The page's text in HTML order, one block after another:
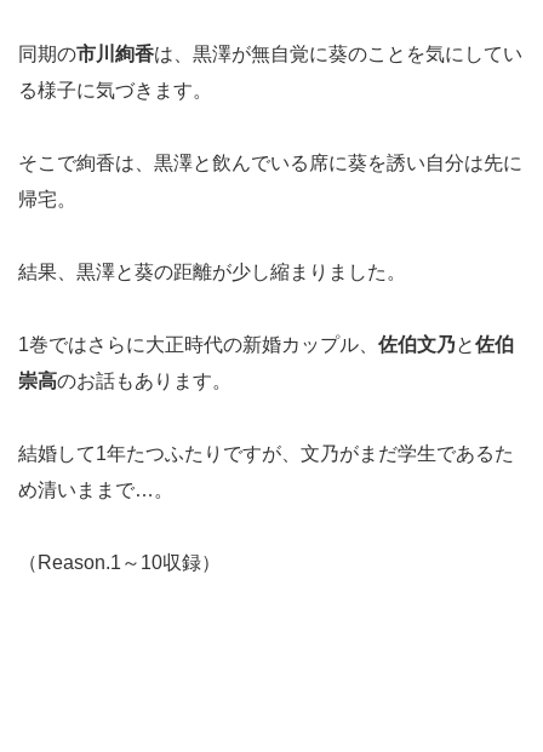
同期の市川絢香は、黒澤が無自覚に葵のことを気にしてい
る様子に気づきます。
そこで絢香は、黒澤と飲んでいる席に葵を誘い自分は先に
帰宅。
結果、黒澤と葵の距離が少し縮まりました。
1巻ではさらに大正時代の新婚カップル、 佐伯文乃と佐伯
崇高のお話もあります。
結婚して1年たつふたりですが、文乃がまだ学生であるた
め清いままで…。
（Reason.1～10収録）